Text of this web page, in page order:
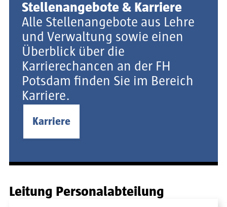
Stellenangebote & Karriere
Alle Stellenangebote aus Lehre
und Verwaltung sowie einen
Überblick über die
Karrierechancen an der FH
Potsdam finden Sie im Bereich
Karriere.
Karriere
Leitung Personalabteilung